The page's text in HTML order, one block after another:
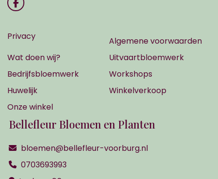
Privacy
Algemene voorwaarden
Wat doen wij?
Uitvaartbloemwerk
Bedrijfsbloemwerk
Workshops
Huwelijk
Winkelverkoop
Onze winkel
Bellefleur Bloemen en Planten
bloemen@bellefleur-voorburg.nl
0703693993